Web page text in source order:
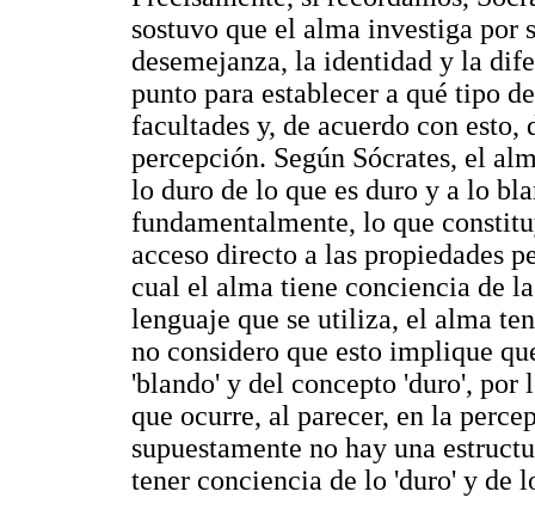
sostuvo que el alma investiga por
desemejanza, la identidad y la
punto para establecer a qué tipo
facultades y, de acuerdo con
percepción. Según Sócrates, el
lo duro de lo que es duro y a lo
fundamentalmente, lo que
acceso directo a las propiedades
cual el alma tiene conciencia de
lenguaje que se utiliza, el alma
no considero que esto implique
'blando' y del concepto 'duro', por
que ocurre, al parecer, en la
supuestamente no hay una
tener conciencia de lo 'duro' y de